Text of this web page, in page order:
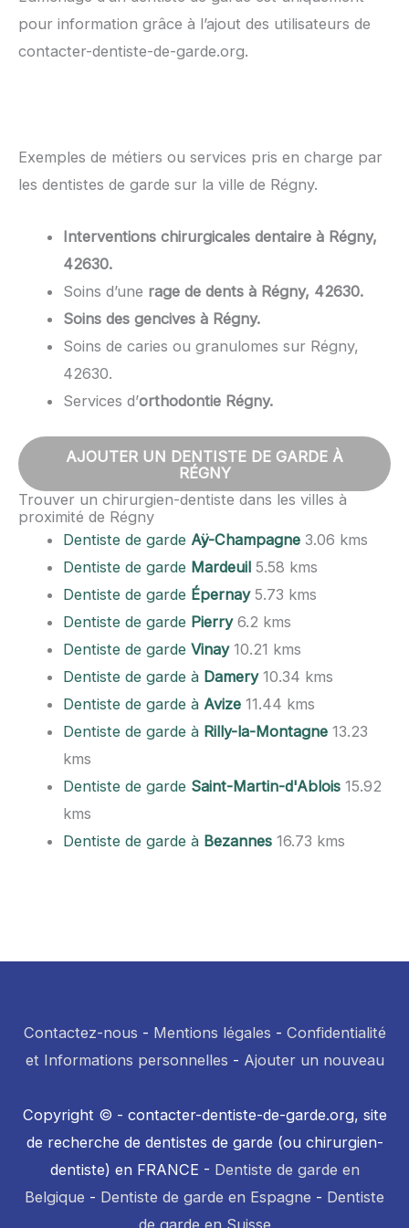
pour information grâce à l’ajout des utilisateurs de
contacter-dentiste-de-garde.org.
Exemples de métiers ou services pris en charge par
les dentistes de garde sur la ville de Régny.
Interventions chirurgicales dentaire à Régny,
42630.
Soins d’une rage de dents à Régny, 42630.
Soins des gencives à Régny.
Soins de caries ou granulomes sur Régny,
42630.
Services d’orthodontie Régny.
AJOUTER UN DENTISTE DE GARDE À
RÉGNY
Trouver un chirurgien-dentiste dans les villes à
proximité de Régny
Dentiste de garde Aÿ-Champagne 3.06 kms
Dentiste de garde Mardeuil 5.58 kms
Dentiste de garde Épernay5.73 kms
Dentiste de garde Pierry6.2 kms
Dentiste de gardeVinay10.21 kms
Dentiste de garde à Damery10.34 kms
Dentiste de garde à Avize 11.44 kms
Dentiste de garde à Rilly-la-Montagne 13.23
kms
Dentiste de garde Saint-Martin-d'Ablois 15.92
kms
Dentiste de garde à Bezannes 16.73 kms
Contactez-nous - Mentions légales - Confidentialité
et Informations personnelles - Ajouter un nouveau
Copyright © - contacter-dentiste-de-garde.org, site
de recherche de dentistes de garde (ou chirurgien-
dentiste) en FRANCE - Dentiste de garde en
Belgique - Dentiste de garde en Espagne - Dentiste